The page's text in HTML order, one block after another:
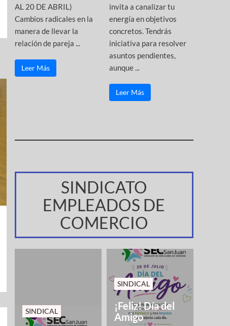
AL 20 DE ABRIL)
Cambios radicales en la
manera de llevar la
relación de pareja ...
Leer Más
invita a canalizar tu
energía en objetivos
concretos. Tendrás
iniciativa para resolver
asuntos pendientes,
aunque ...
Leer Más
SINDICATO
EMPLEADOS DE
COMERCIO
SINDICAL
SINDICAL
¡Feliz! Día del
Amigo